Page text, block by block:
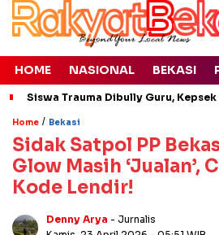
HOME NASIONAL BEKASI
Siswa Trauma Dibully Guru, Kepsek
Home / Bekasi
Sidak Satpol PP
Glow Masih ‘Jualan’,
Kode Lendir!
Denny Arya - Jurnalis